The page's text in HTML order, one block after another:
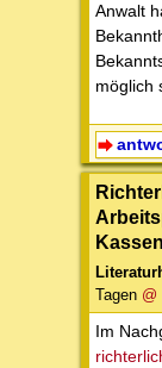
Anwalt
möglich
Tagen @
Im